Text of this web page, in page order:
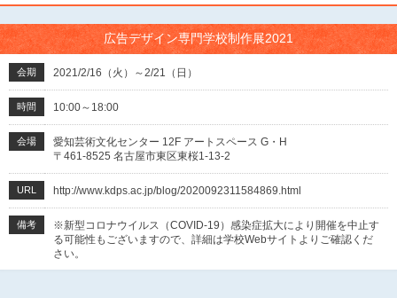
広告デザイン専門学校制作展2021
会期 2021/2/16（火）～2/21（日）
時間 10:00～18:00
会場
愛知芸術文化センター 12F アートスペース G・H
〒461-8525 名古屋市東区東桜1-13-2
URL http://www.kdps.ac.jp/blog/2020092311584869.html
備考
※新型コロナウイルス（COVID-19）感染症拡大により開催を中止す
る可能性もございますので、詳細は学校Webサイトよりご確認くだ
さい。